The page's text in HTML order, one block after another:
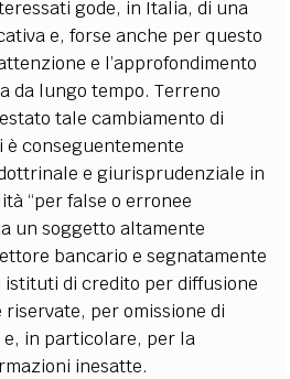
gode, in Italia, di una
e, forse anche per questo
e l’approfondimento
da lungo tempo. Terreno
tale cambiamento di
è conseguentemente
e giurisprudenziale in
“per false o erronee
un soggetto altamente
bancario e segnatamente
di credito per diffusione
per omissione di
in particolare, per la
inesatte.